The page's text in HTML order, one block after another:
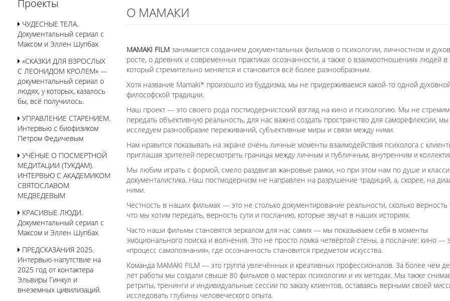
Проекты
ЧУДЕСНЫЕ ТЕЛА.
Документальный сериал с
Максом и Эллен Шупбах
«СКАЗКИ ДЛЯ ВЗРОСЛЫХ
С ЛЕОНИДОМ КРОЛЕМ» —
документальный сериал о
людях, у которых, казалось
бы, всё получилось.
УПРАВЛЕНИЕ СТАРЕНИЕМ.
Интервью с биофизиком
Петром Федичевым
УЧЁНЫЕ О ПОСМЕРТНОЙ
МЕДИТАЦИИ (ТУКДАМ).
ИНТЕРВЬЮ С АКАДЕМИКОМ
СВЯТОСЛАВОМ
МЕДВЕДЕВЫМ
КРАСИВЫЕ ЛЮДИ.
Документальный сериал с
Максом и Эллен Шупбах
ПРЕДСКАЗАНИЯ 2025.
Интервью-напутствие на
2025 год от контактера
Эльвиры Гинкул и
внеземных цивилизаций.
О МАМАКИ
MAMAKI FILM занимается созданием документальных фильмов о психологии, личностном и
росте, о древних и современных практиках осознанности, а также о взаимоотношениях людей
который стремительно меняется и становится всё более разнообразным.
Хотя название Mamaki* произошло из буддизма, мы не придерживаемся какой-то одной
философской традиции.
Наш проект — это своего рода постмодернистский взгляд на кино и психологию. Мы не
передать объективную реальность, для нас важно создать пространство для саморефлексии, мы
исследуем разнообразие переживаний, субъективные миры и связи между ними.
Нам нравится показывать на экране очень личные моменты взаимодействия психолога с
приглашая зрителей пересмотреть границы между личным и публичным, внутренним и
Мы любим играть с формой, смело раздвигая жанровые рамки, но при этом нам по душе и
документалистика. Наш постмодернизм не направлен на разрушение традиций, а, скорее, на
ними.
Честность в наших фильмах — это не столько документирование реальности, сколько верность
что мы хотим передать, верность сути и посланию, которые звучат в наших историях.
Часто наши фильмы становятся зеркалом для нас самих — мы показываем себя в моменты
эмоционального поиска и волнения. Это не просто ломка четвёртой стены, а послание: кино —
«процесс самопознания», где осознанность становится предметом искусства.
Команда MAMAKI FILM — это группа увлечённых и креативных профессионалов. За более чем
лет работы мы создали свыше 80 фильмов о мастерах психологии и их методах. Мы также
ретриты, тренинги и индивидуальные сессии по заказу клиентов, оставаясь верными своей
исследовать глубины человеческого опыта.